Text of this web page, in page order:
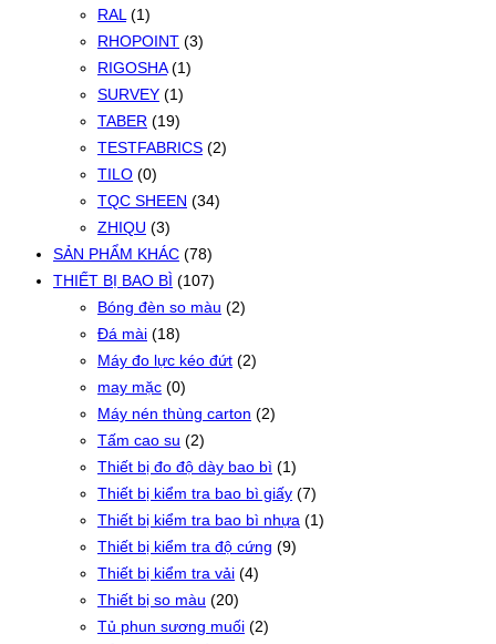
RAL (1)
RHOPOINT (3)
RIGOSHA (1)
SURVEY (1)
TABER (19)
TESTFABRICS (2)
TILO (0)
TQC SHEEN (34)
ZHIQU (3)
SẢN PHẨM KHÁC (78)
THIẾT BỊ BAO BÌ (107)
Bóng đèn so màu (2)
Đá mài (18)
Máy đo lực kéo đứt (2)
may mặc (0)
Máy nén thùng carton (2)
Tấm cao su (2)
Thiết bị đo độ dày bao bì (1)
Thiết bị kiểm tra bao bì giấy (7)
Thiết bị kiểm tra bao bì nhựa (1)
Thiết bị kiểm tra độ cứng (9)
Thiết bị kiểm tra vải (4)
Thiết bị so màu (20)
Tủ phun sương muối (2)